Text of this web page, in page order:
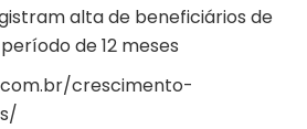
alta de beneficiários de
de 12 meses
crescimento-